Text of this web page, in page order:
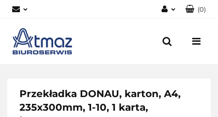
Zarejestruj się
(0)
Przekładka DONAU, karton, A4,
235x300mm, 1-10, 1 karta,